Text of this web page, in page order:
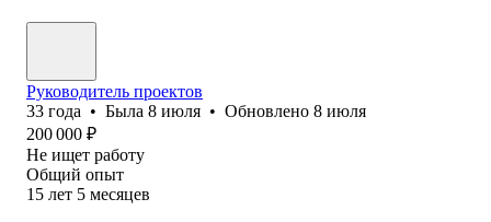
Руководитель проектов
33 года • Была 8 июля • Обновлено 8 июля
200 000 ₽
Не ищет работу
Общий опыт
15 лет 5 месяцев